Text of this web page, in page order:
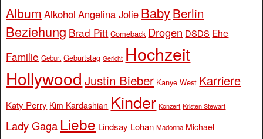
Album Alkohol Angelina Jolie BabyBerlin
Beziehung Brad Pitt Comeback Drogen DSDS Ehe
Familie Geburt Geburtstag Gericht Hochzeit
Hollywood Justin Bieber Kanye West Karriere
Katy Perry Kim Kardashian Kinder Konzert Kristen Stewart
Lady Gaga Liebe Lindsay Lohan Madonna Michael